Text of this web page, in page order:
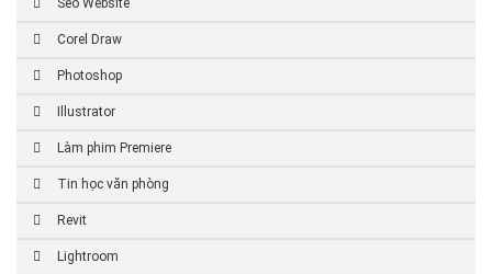
Seo Website
Corel Draw
Photoshop
Illustrator
Làm phim Premiere
Tin học văn phòng
Revit
Lightroom